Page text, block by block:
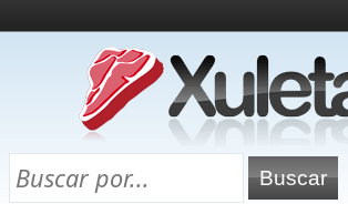
¿Qué es esto?
Directorio
Chuletas para exámenes